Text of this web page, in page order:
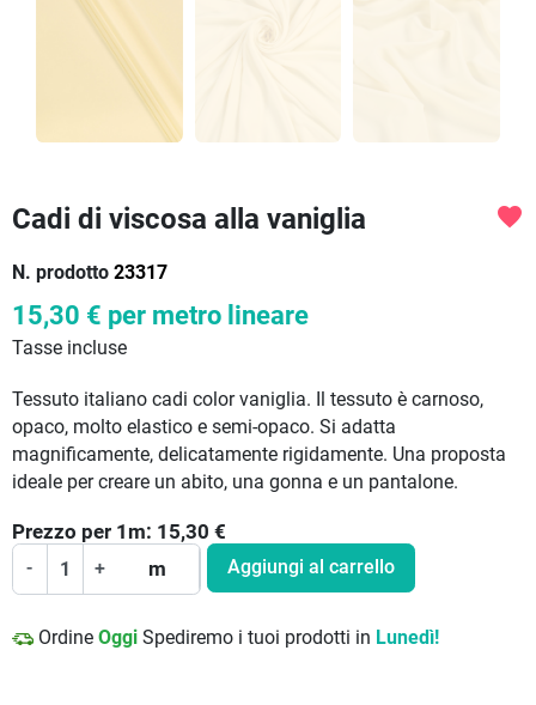
Cadi di viscosa alla vaniglia
N. prodotto 23317
favorite
15,30 € per metro lineare
Tasse incluse
Tessuto italiano cadi color vaniglia. Il tessuto è carnoso,
opaco, molto elastico e semi-opaco. Si adatta
magnificamente, delicatamente rigidamente. Una proposta
ideale per creare un abito, una gonna e un pantalone.
Prezzo per 1 m: 15,30 €
- + m Aggiungi al carrello
Ordine Oggi Spediremo i tuoi prodotti in Lunedì!